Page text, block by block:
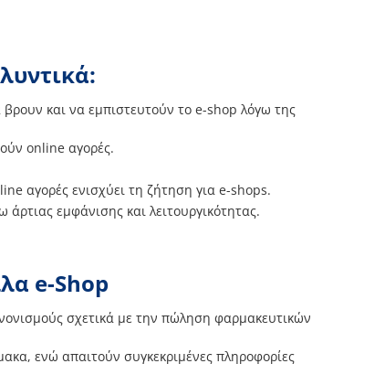
και να εμπιστευτούν το e-shop λόγω της
online αγορές.
αγορές ενισχύει τη ζήτηση για e-shops.
εμφάνισης και λειτουργικότητας.
e-Shop
σχετικά με την πώληση φαρμακευτικών
ενώ απαιτούν συγκεκριμένες πληροφορίες